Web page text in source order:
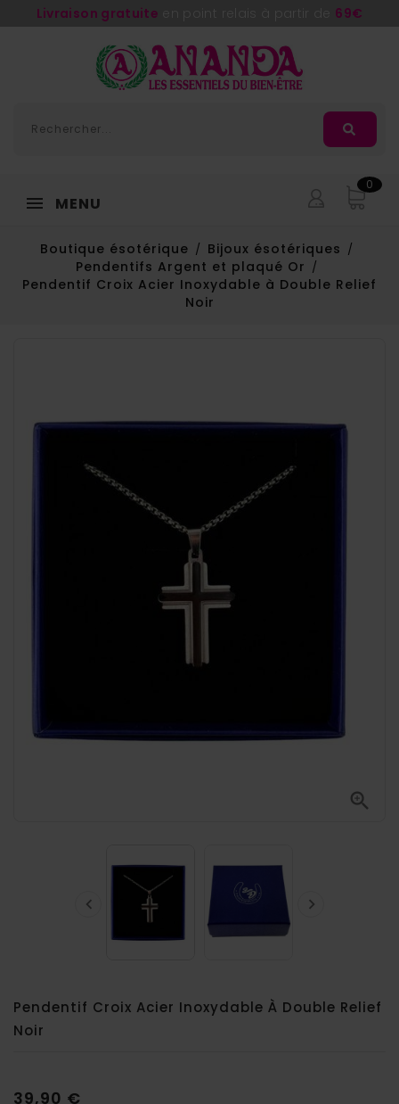
Livraison gratuite 69€
MENU
0
Boutique ésotérique
Bijoux ésotériques
Pendentifs Argent et plaqué Or
Pendentif Croix Acier Inoxydable à Double Relief
Noir

 
Pendentif Croix Acier Inoxydable À Double Relief
Noir
39,90 €